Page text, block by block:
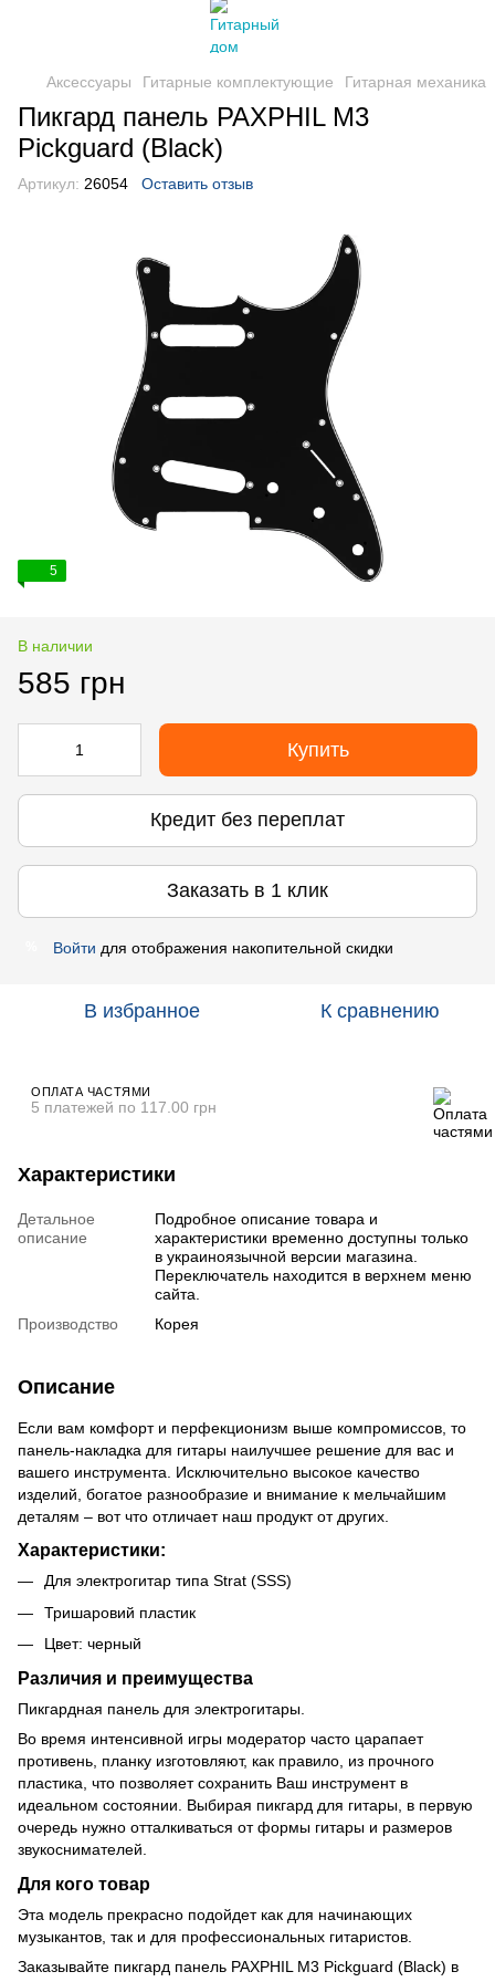
Аксессуары Гитарные комплектующие Гитарная механика
Пикгард панель PAXPHIL M3
Pickguard (Black)
Артикул: 26054 Оставить отзыв
5
В наличии
585 грн
Купить
Кредит без переплат
Заказать в 1 клик
Войти для отображения накопительной скидки
В избранное К сравнению
ОПЛАТА ЧАСТЯМИ
5 платежей по 117.00 грн
Характеристики
Детальное
описание
Подробное описание товара и
характеристики временно доступны только
в украиноязычной версии магазина.
Переключатель находится в верхнем меню
сайта.
Производство
Корея
Описание
Если вам комфорт и перфекционизм выше компромиссов, то
панель-накладка для гитары наилучшее решение для вас и
вашего инструмента. Исключительно высокое качество
изделий, богатое разнообразие и внимание к мельчайшим
деталям – вот что отличает наш продукт от других.
Характеристики:
Для электрогитар типа Strat (SSS)
Тришаровий пластик
Цвет: черный
Различия и преимущества
Пикгардная панель для электрогитары.
Во время интенсивной игры модератор часто царапает
противень, планку изготовляют, как правило, из прочного
пластика, что позволяет сохранить Ваш инструмент в
идеальном состоянии. Выбирая пикгард для гитары, в первую
очередь нужно отталкиваться от формы гитары и размеров
звукоснимателей.
Для кого товар
Эта модель прекрасно подойдет как для начинающих
музыкантов, так и для профессиональных гитаристов.
Заказывайте пикгард панель PAXPHIL M3 Pickguard (Black) в